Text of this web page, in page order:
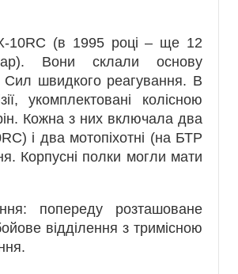
10RC (в 1995 році – ще 12
Вони склали основу
Сил швидкого реагування. В
укомплектовані колісною
Кожна з них включала два
і два мотопіхотні (на БТР
Корпусні полки могли мати
попереду розташоване
відділення з тримісною